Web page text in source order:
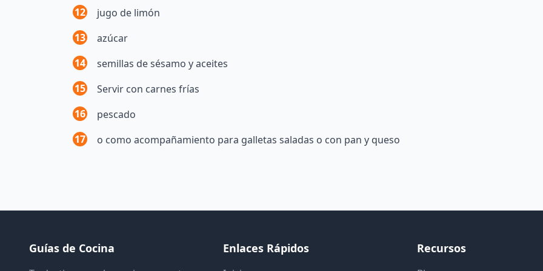
12
jugo de limón
13
azúcar
14
semillas de sésamo y aceites
15
Servir con carnes frías
16
pescado
17
o como acompañamiento para galletas saladas o con pan y queso
Guías de Cocina Enlaces Rápidos Recursos